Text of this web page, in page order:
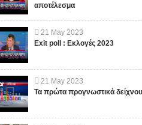
αποτέλεσμα
21 May 2023
Exit poll : Εκλογές 2023
21 May 2023
Τα πρώτα προγνωστικά